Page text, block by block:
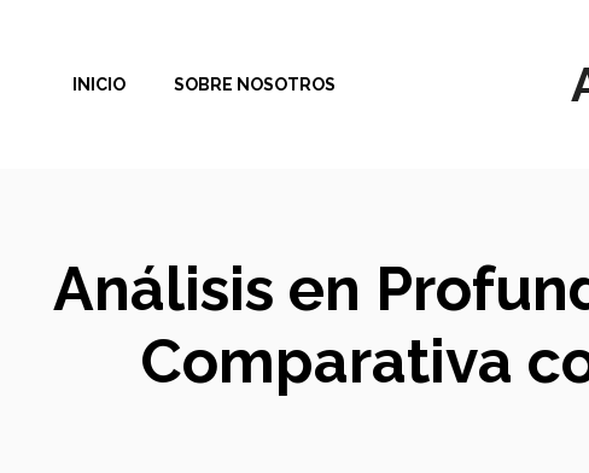
contenidoINICIO SOBRE NOSOTROS
Análisis en
Comparativa